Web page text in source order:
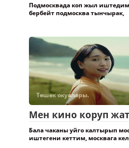
Подмосквада коп жыл
бербейт подмосква тынчырак,
Төшөк окуялары.
Мен кино коруп
Бала чаканы уйго калтырып
иштегени кеттим, москвага